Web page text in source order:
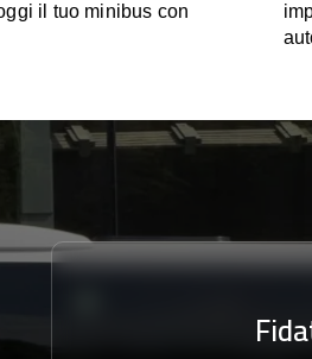
il tuo minibus con